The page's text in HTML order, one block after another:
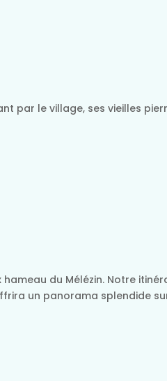
par le village, ses vieilles
du Mélézin. Notre
un panorama splendide